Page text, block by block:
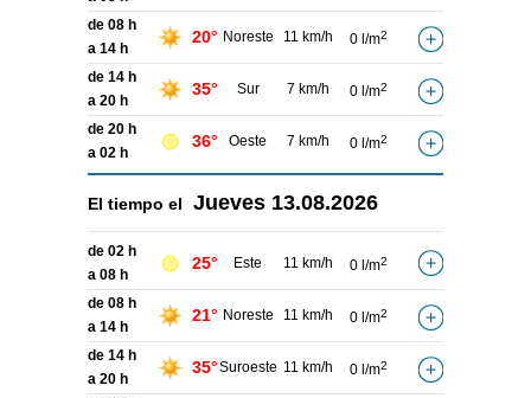
de 08 h
a 14 h
20° Noreste 11 km/h 0 l/m2
de 14 h
a 20 h
35° Sur 7 km/h 0 l/m2
de 20 h
a 02 h
36° Oeste 7 km/h 0 l/m2
El tiempo el Jueves 13.08.2026
de 02 h
a 08 h
25° Este 11 km/h 0 l/m2
de 08 h
a 14 h
21° Noreste 11 km/h 0 l/m2
de 14 h
a 20 h
35°Suroeste 11 km/h 0 l/m2